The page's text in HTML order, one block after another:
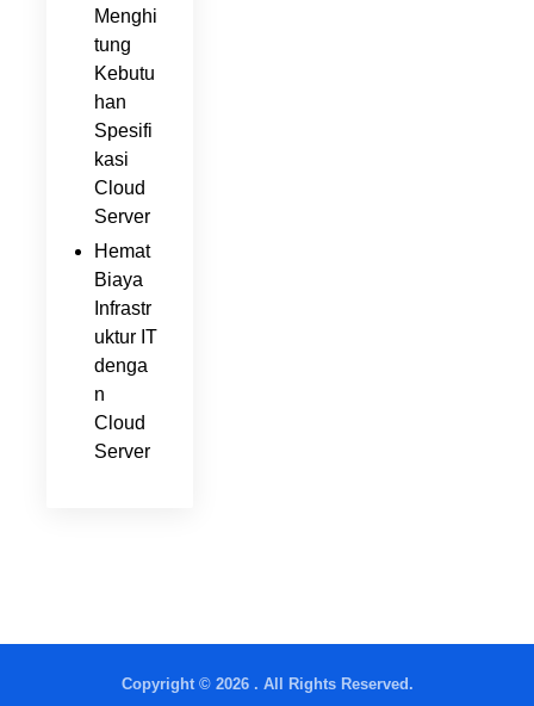
Menghi
tung
Kebutu
han
Spesifi
kasi
Cloud
Server
Hemat
Biaya
Infrastr
uktur IT
denga
n
Cloud
Server
Copyright © 2026 . All Rights Reserved.